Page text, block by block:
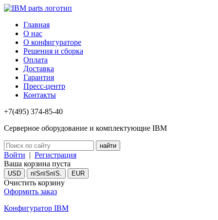
Главная
О нас
О конфигураторе
Решения и сборка
Оплата
Доставка
Гарантия
Пресс-центр
Контакты
+7(495) 374-85-40
Серверное оборудование и комплектующие IBM
Войти | Регистрация
Ваша корзина пуста
USD пїЅпїЅпїЅ. EUR
Очистить корзину
Оформить заказ
Конфигуратор IBM